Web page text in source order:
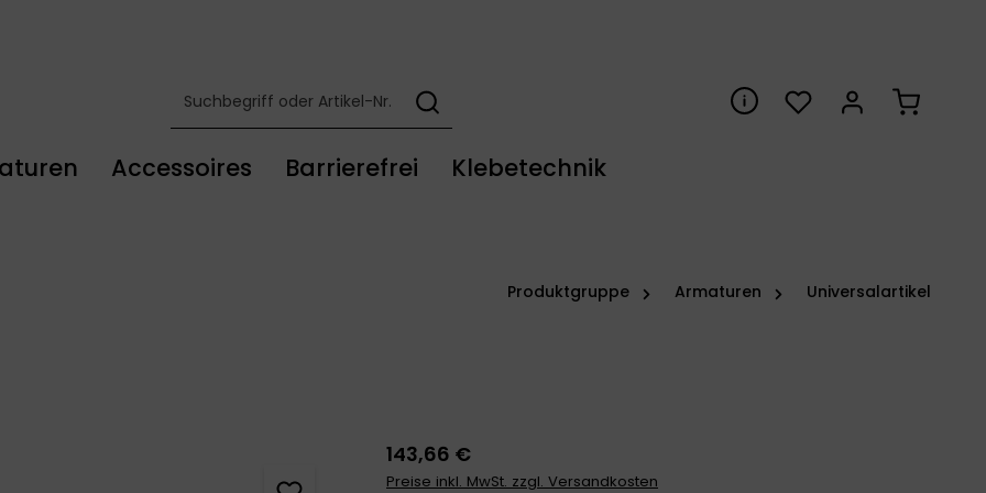
Du hast 0 Produkte auf
Accessoires Barrierefrei Klebetechnik
Produktgruppe Armaturen Universalartikel
143,66 €
Preise inkl. MwSt. zzgl. Versandkosten